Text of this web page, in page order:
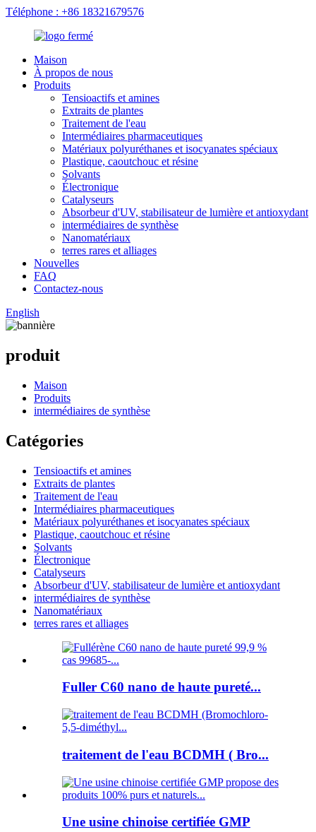
Téléphone : +86 18321679576
Maison
À propos de nous
Produits
Tensioactifs et amines
Extraits de plantes
Traitement de l'eau
Intermédiaires pharmaceutiques
Matériaux polyuréthanes et isocyanates spéciaux
Plastique, caoutchouc et résine
Solvants
Électronique
Catalyseurs
Absorbeur d'UV, stabilisateur de lumière et antioxydant
intermédiaires de synthèse
Nanomatériaux
terres rares et alliages
Nouvelles
FAQ
Contactez-nous
English
produit
Maison
Produits
intermédiaires de synthèse
Catégories
Tensioactifs et amines
Extraits de plantes
Traitement de l'eau
Intermédiaires pharmaceutiques
Matériaux polyuréthanes et isocyanates spéciaux
Plastique, caoutchouc et résine
Solvants
Électronique
Catalyseurs
Absorbeur d'UV, stabilisateur de lumière et antioxydant
intermédiaires de synthèse
Nanomatériaux
terres rares et alliages
Fuller C60 nano de haute pureté...
traitement de l'eau BCDMH ( Bro...
Une usine chinoise certifiée GMP